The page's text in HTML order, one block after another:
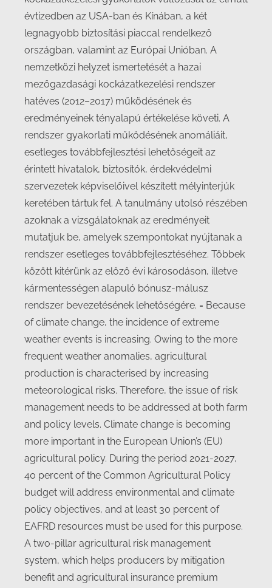
évtizedben az USA-ban és Kínában, a két
legnagyobb biztosítási piaccal rendelkező
országban, valamint az Európai Unióban. A
nemzetközi helyzet ismertetését a hazai
mezőgazdasági kockázatkezelési rendszer
hatéves (2012–2017) működésének és
eredményeinek tényalapú értékelése követi. A
rendszer gyakorlati működésének anomáliáit,
esetleges továbbfejlesztési lehetőségeit az
érintett hivatalok, biztosítók, érdekvédelmi
szervezetek képviselőivel készített mélyinterjúk
keretében tártuk fel. A tanulmány utolsó részében
azoknak a vizsgálatoknak az eredményeit
mutatjuk be, amelyek szempontokat nyújtanak a
rendszer esetleges továbbfejlesztéséhez. Többek
között kitérünk az előző évi károsodáson, illetve
kármentességen alapuló bónusz-málusz
rendszer bevezetésének lehetőségére. = Because
of climate change, the incidence of extreme
weather events is increasing. Owing to the more
frequent weather anomalies, agricultural
production is characterised by increasing
meteorological risks. Therefore, the issue of risk
management needs to be addressed at both farm
and policy levels. Climate change is becoming
more important in the European Union’s (EU)
agricultural policy. During the period 2021-2027,
40 percent of the Common Agricultural Policy
budget will address environmental and climate
policy objectives, and at least 30 percent of
EAFRD resources must be used for this purpose.
A two-pillar agricultural risk management
system, which helps producers by mitigation
benefit and agricultural insurance premium